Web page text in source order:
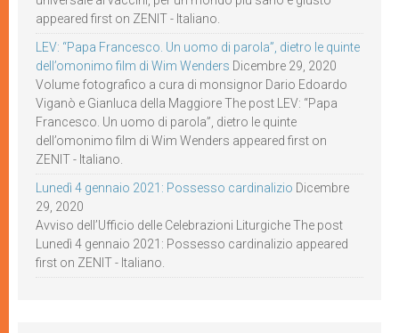
appeared first on ZENIT - Italiano.
LEV: “Papa Francesco. Un uomo di parola”, dietro le quinte
dell’omonimo film di Wim Wenders Dicembre 29, 2020
Volume fotografico a cura di monsignor Dario Edoardo
Viganò e Gianluca della Maggiore The post LEV: “Papa
Francesco. Un uomo di parola”, dietro le quinte
dell’omonimo film di Wim Wenders appeared first on
ZENIT - Italiano.
Lunedì 4 gennaio 2021: Possesso cardinalizio Dicembre
29, 2020
Avviso dell’Ufficio delle Celebrazioni Liturgiche The post
Lunedì 4 gennaio 2021: Possesso cardinalizio appeared
first on ZENIT - Italiano.